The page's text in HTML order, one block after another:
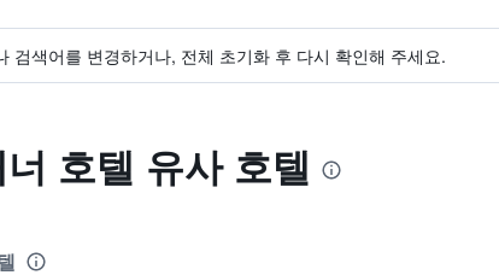
검색어를 변경하거나, 전체 초기화 후 다시 확인해 주세요.
호텔 유사 호텔